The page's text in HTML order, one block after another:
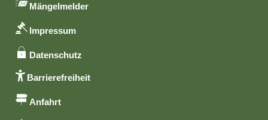
Mängelmelder
Impressum
Datenschutz
Barrierefreiheit
Anfahrt